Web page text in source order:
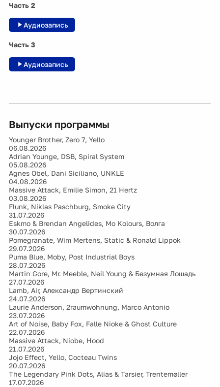
Часть 2
Аудиозапись
Часть 3
Аудиозапись
Выпуски программы
Younger Brother, Zero 7, Yello
06.08.2026
Adrian Younge, DSB, Spiral System
05.08.2026
Agnes Obel, Dani Siciliano, UNKLE
04.08.2026
Massive Attack, Emilie Simon, 21 Hertz
03.08.2026
Flunk, Niklas Paschburg, Smoke City
31.07.2026
Eskmo & Brendan Angelides, Mo Kolours, Волга
30.07.2026
Pomegranate, Wim Mertens, Static & Ronald Lippok
29.07.2026
Puma Blue, Moby, Post Industrial Boys
28.07.2026
Martin Gore, Mr. Meeble, Neil Young & Безумная Лошадь
27.07.2026
Lamb, Air, Александр Вертинский
24.07.2026
Laurie Anderson, 2raumwohnung, Marco Antonio
23.07.2026
Art of Noise, Baby Fox, Falle Nioke & Ghost Culture
22.07.2026
Massive Attack, Niobe, Hood
21.07.2026
Jojo Effect, Yello, Cocteau Twins
20.07.2026
The Legendary Pink Dots, Alias & Tarsier, Trentemøller
17.07.2026